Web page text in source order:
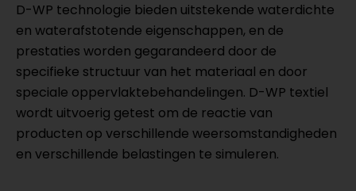
D-WP technologie bieden uitstekende waterdichte
en waterafstotende eigenschappen, en de
prestaties worden gegarandeerd door de
specifieke structuur van het materiaal en door
speciale oppervlaktebehandelingen. D-WP textiel
wordt uitvoerig getest om de reactie van
producten op verschillende weersomstandigheden
en verschillende belastingen te simuleren.